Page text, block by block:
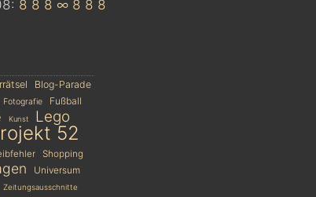
8 8 8 ∞ 8 8 8
Blog-Parade
Fotografie
Fußball
Kunst Lego
52
Shopping
Universum
Zeitungsausschnitte